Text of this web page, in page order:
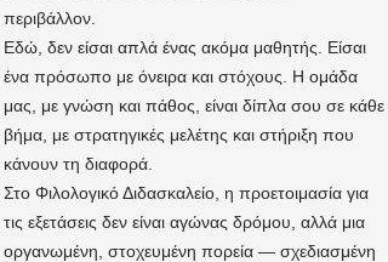
περιβάλλον.
Εδώ, δεν είσαι απλά ένας ακόμα μαθητής. Είσαι
ένα πρόσωπο με όνειρα και στόχους. Η ομάδα
μας, με γνώση και πάθος, είναι δίπλα σου σε κάθε
βήμα, με στρατηγικές μελέτης και στήριξη που
κάνουν τη διαφορά.
Στο Φιλολογικό Διδασκαλείο, η προετοιμασία για
τις εξετάσεις δεν είναι αγώνας δρόμου, αλλά μια
οργανωμένη, στοχευμένη πορεία — σχεδιασμένη